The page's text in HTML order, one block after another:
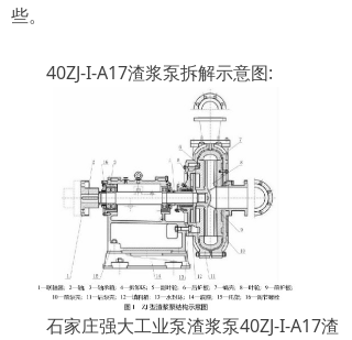
些。
40ZJ-I-A17渣浆泵拆解示意图:
石家庄强大工业泵渣浆泵40ZJ-I-A17渣